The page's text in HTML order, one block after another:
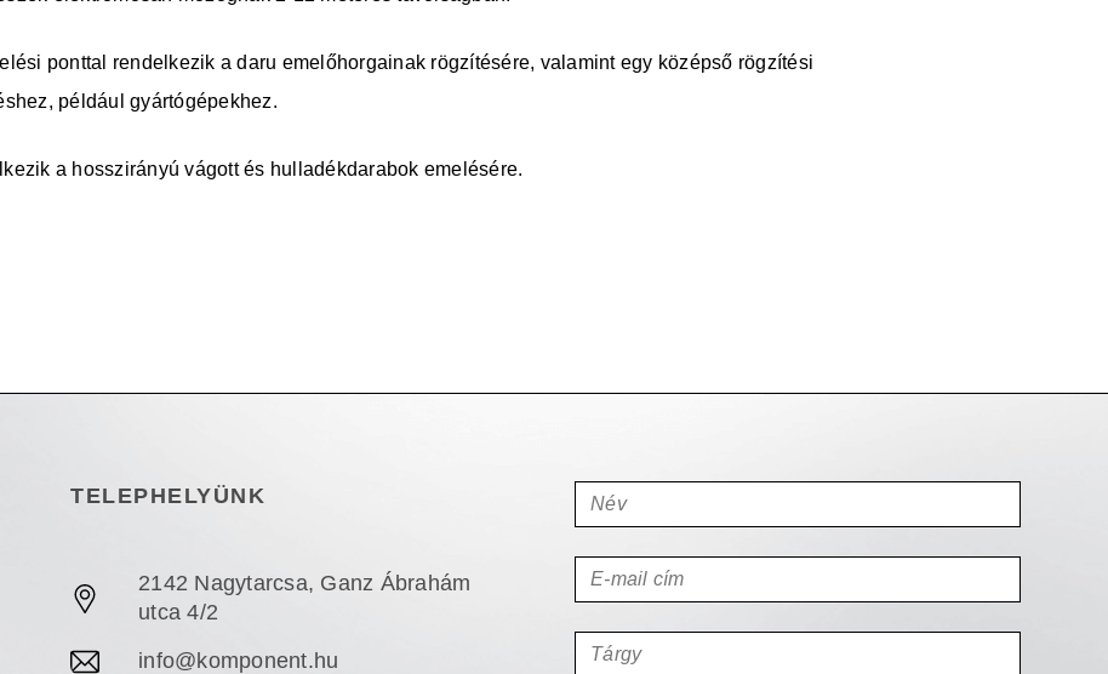
ponttal rendelkezik a daru emelőhorgainak rögzítésére, valamint egy középső rögzítési
például gyártógépekhez.
a hosszirányú vágott és hulladékdarabok emelésére.
TELEPHELYÜNK
2142 Nagytarcsa, Ganz Ábrahám
utca 4/2
info@komponent.hu